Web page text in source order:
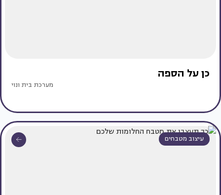
כן על הספה
מערכת בית ונוי
עיצוב מטבחים